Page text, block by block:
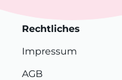
Rechtliches
Impressum
AGB